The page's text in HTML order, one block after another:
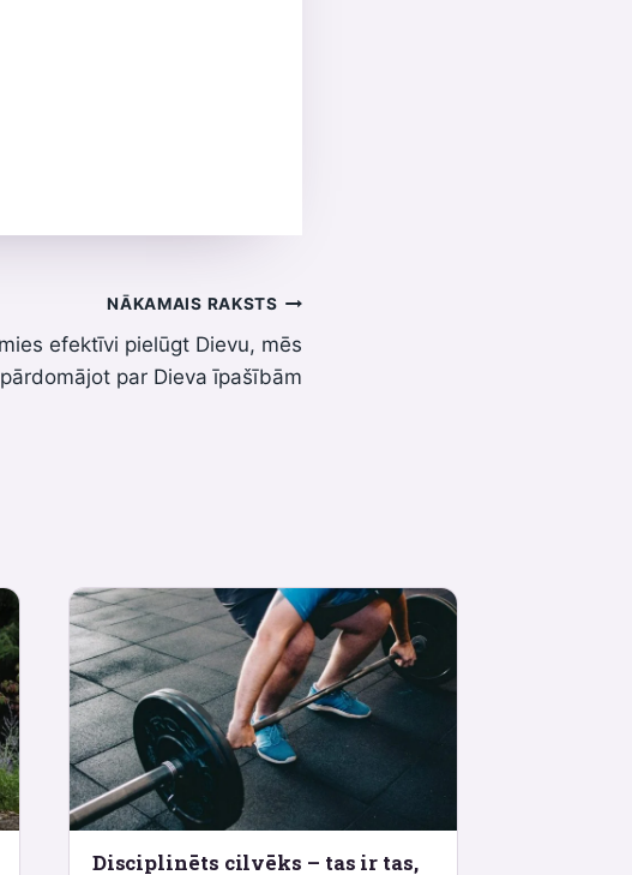
NĀKAMAIS RAKSTS
efektīvi pielūgt Dievu, mēs
par Dieva īpašībām
Disciplinēts cilvēks – tas ir tas,